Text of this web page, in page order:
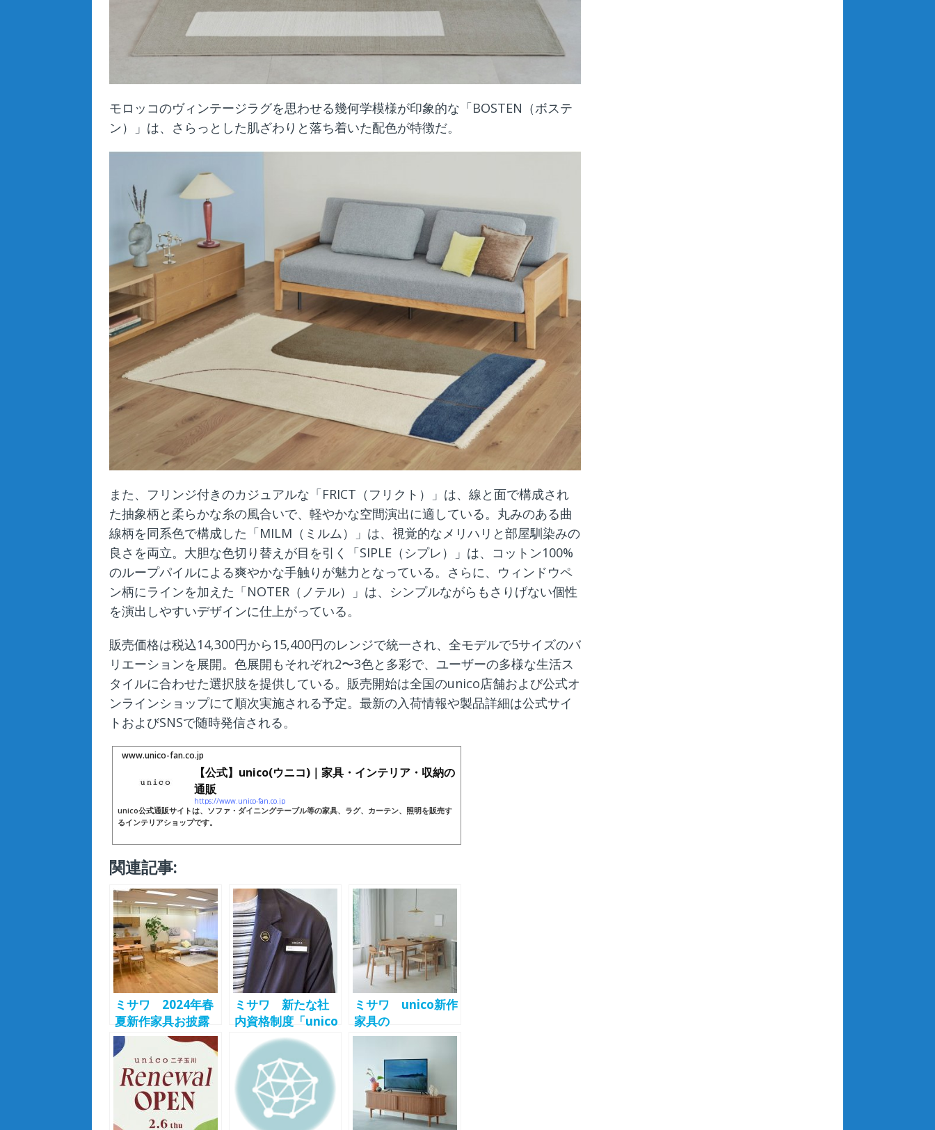
モロッコのヴィンテージラグを思わせる幾何学模様が印象的な「BOSTEN（ボステ
ン）」は、さらっとした肌ざわりと落ち着いた配色が特徴だ。
また、フリンジ付きのカジュアルな「FRICT（フリクト）」は、線と面で構成され
た抽象柄と柔らかな糸の風合いで、軽やかな空間演出に適している。丸みのある曲
線柄を同系色で構成した「MILM（ミルム）」は、視覚的なメリハリと部屋馴染みの
良さを両立。大胆な色切り替えが目を引く「SIPLE（シプレ）」は、コットン100%
のループパイルによる爽やかな手触りが魅力となっている。さらに、ウィンドウペ
ン柄にラインを加えた「NOTER（ノテル）」は、シンプルながらもさりげない個性
を演出しやすいデザインに仕上がっている。
販売価格は税込14,300円から15,400円のレンジで統一され、全モデルで5サイズのバ
リエーションを展開。色展開もそれぞれ2〜3色と多彩で、ユーザーの多様な生活ス
タイルに合わせた選択肢を提供している。販売開始は全国のunico店舗および公式オ
ンラインショップにて順次実施される予定。最新の入荷情報や製品詳細は公式サイ
トおよびSNSで随時発信される。
www.unico-fan.co.jp
【公式】unico(ウニコ)｜家具・インテリア・収納の
通販
https://www.unico-fan.co.jp
unico公式通販サイトは、ソファ・ダイニングテーブル等の家具、ラグ、カーテン、照明を販売す
るインテリアショップです。
関連記事:
ミサワ 2024年春
夏新作家具お披露
目会を開催
「SOVI」
「NOLA」
「ARKIO」など
unicoの新シリーズ
を発表 同社初の
ミサワ 新たな社
内資格制度「unico
アドバイザー」を
新設、ライフスタ
イルに関する高度
な知識と提案力を
兼ね備えたプロ人
材を評価
ミサワ unico新作
家具の
「HILMA（ヒル
マ）」シリーズ、
「CIRRO（シー
ロ）」シリーズを
発表